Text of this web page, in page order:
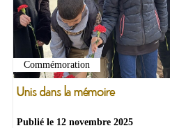
Commémoration
Unis dans la mémoire
Publié le 12 novembre 2025